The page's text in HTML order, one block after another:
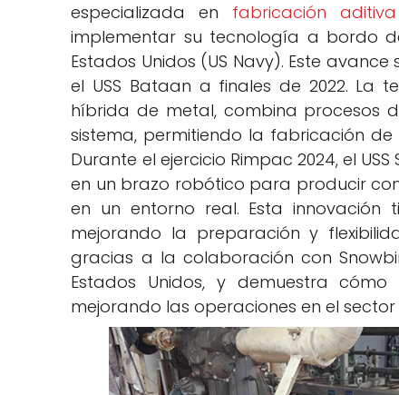
especializada en fabricación
implementar su tecnología a bordo
Estados Unidos (US Navy). Este
el USS Bataan a finales de 2022. La
híbrida de metal, combina procesos
sistema, permitiendo la fabricación
Durante el ejercicio Rimpac 2024, el
en un brazo robótico para producir
en un entorno real. Esta
mejorando la preparación y
gracias a la colaboración con
Estados Unidos, y demuestra
mejorando las operaciones en el